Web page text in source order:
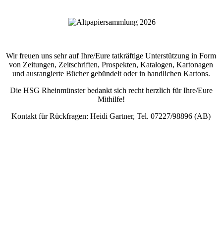
Wir freuen uns sehr auf Ihre/Eure tatkräftige Unterstützung in Form
von Zeitungen, Zeitschriften, Prospekten, Katalogen, Kartonagen
und ausrangierte Bücher gebündelt oder in handlichen Kartons.
Die HSG Rheinmünster bedankt sich recht herzlich für Ihre/Eure
Mithilfe!
Kontakt für Rückfragen: Heidi Gartner, Tel. 07227/98896 (AB)